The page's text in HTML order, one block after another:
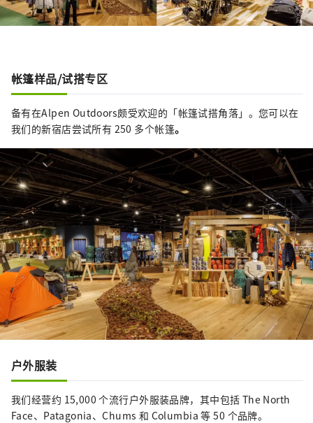
帐篷样品/试搭专区
备有在Alpen Outdoors颇受欢迎的「帐篷试搭角落」。您可以在
我们的新宿店尝试所有 250 多个帐篷。
户外服装
我们经营约 15,000 个流行户外服装品牌，其中包括 The North
Face、Patagonia、Chums 和 Columbia 等 50 个品牌。